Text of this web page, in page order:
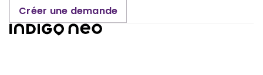
Créer une demande